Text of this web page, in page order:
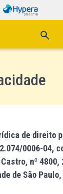
de direito
0006-04,
nº 4800,
de São